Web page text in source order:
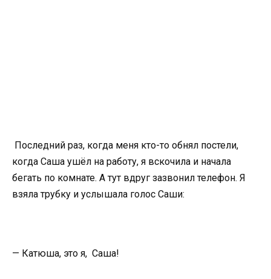
Последний раз, когда меня кто-то обнял постели,
когда Саша ушёл на работу, я вскочила и начала
бегать по комнате. А тут вдруг зазвонил телефон. Я
взяла трубку и услышала голос Саши:
— Катюша, это я, Саша!